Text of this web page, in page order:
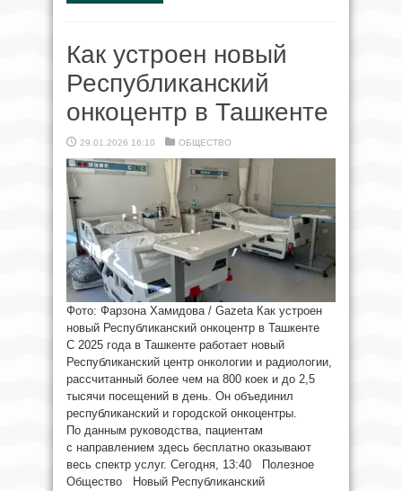
Как устроен новый
Республиканский
онкоцентр в Ташкенте
29.01.2026 16:10 ОБЩЕСТВО
Фото: Фарзона Хамидова / Gazeta Как устроен
новый Республиканский онкоцентр в Ташкенте
С 2025 года в Ташкенте работает новый
Республиканский центр онкологии и радиологии,
рассчитанный более чем на 800 коек и до 2,5
тысячи посещений в день. Он объединил
республиканский и городской онкоцентры.
По данным руководства, пациентам
с направлением здесь бесплатно оказывают
весь спектр услуг. Сегодня, 13:40 Полезное
Общество Новый Республиканский